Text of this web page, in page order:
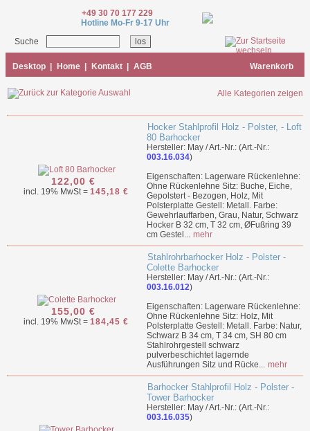
+49 30 70 177 229
Hotline Mo-Fr 9-17 Uhr
Suche
Desktop Home Kontakt AGB Warenkorb
Alle Kategorien zeigen
122,00 €
incl. 19% MwSt = 145,18 €
Hocker Stahlprofil Holz - Polster, - Loft
80 Barhocker
Hersteller: May / Art.-Nr.: (Art.-Nr.:
003.16.034)
Eigenschaften: Lagerware Rückenlehne:
Ohne Rückenlehne Sitz: Buche, Eiche,
Gepolstert - Bezogen, Holz, Mit
Polsterplatte Gestell: Metall. Farbe:
Gewehrlauffarben, Grau, Natur, Schwarz
Hocker B 32 cm, T 32 cm, ØFußring 39
cm Gestel... mehr
155,00 €
incl. 19% MwSt = 184,45 €
Stahlrohrbarhocker Holz - Polster -
Colette Barhocker
Hersteller: May / Art.-Nr.: (Art.-Nr.:
003.16.012)
Eigenschaften: Lagerware Rückenlehne:
Ohne Rückenlehne Sitz: Holz, Mit
Polsterplatte Gestell: Metall. Farbe: Natur,
Schwarz B 34 cm, T 34 cm, SH 80 cm
Stahlrohrgestell schwarz
pulverbeschichtet lagernde
Ausführungen Sitz und Rücke... mehr
Barhocker Stahlprofil Holz - Polster -
Tower Barhocker
Hersteller: May / Art.-Nr.: (Art.-Nr.:
003.16.035)